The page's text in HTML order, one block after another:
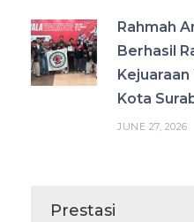
Rahmah
Berhasil
Kota
JUNE 27, 2026
Prestasi